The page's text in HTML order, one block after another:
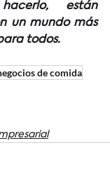
están
un mundo más
todos.
de comida